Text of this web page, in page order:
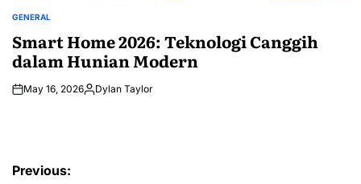
POSTED
GENERAL
Smart Home 2026: Teknologi Canggih
dalam Hunian Modern
May 16, 2026Posted
Dylan Taylor
Post
Previous: